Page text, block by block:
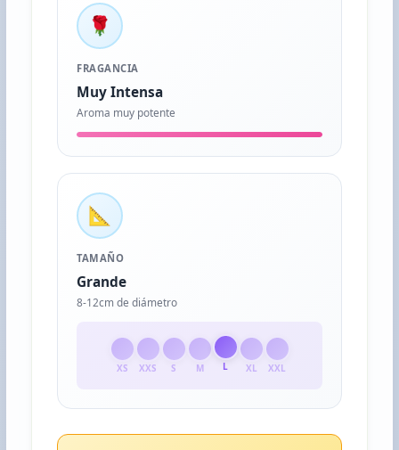
🌹
FRAGANCIA
Muy Intensa
Aroma muy potente
📐
TAMAÑO
Grande
8-12cm de diámetro
XS XXS S M L XL XXL